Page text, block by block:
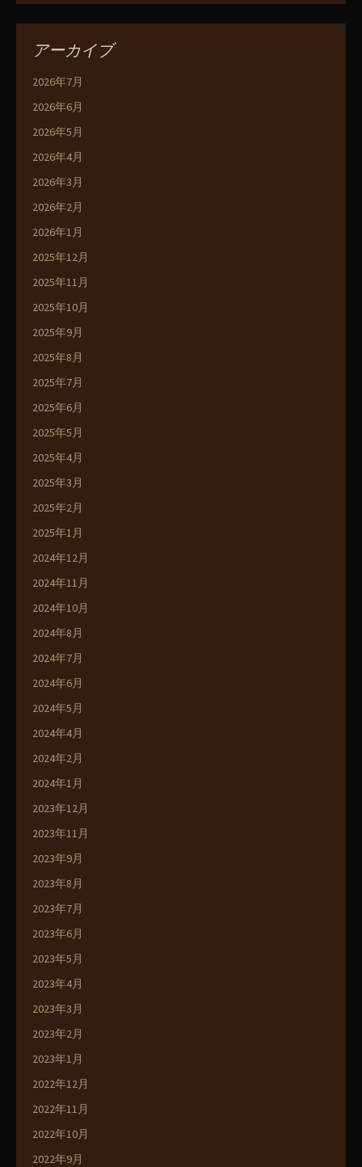
アーカイブ
2026年7月
2026年6月
2026年5月
2026年4月
2026年3月
2026年2月
2026年1月
2025年12月
2025年11月
2025年10月
2025年9月
2025年8月
2025年7月
2025年6月
2025年5月
2025年4月
2025年3月
2025年2月
2025年1月
2024年12月
2024年11月
2024年10月
2024年8月
2024年7月
2024年6月
2024年5月
2024年4月
2024年2月
2024年1月
2023年12月
2023年11月
2023年9月
2023年8月
2023年7月
2023年6月
2023年5月
2023年4月
2023年3月
2023年2月
2023年1月
2022年12月
2022年11月
2022年10月
2022年9月